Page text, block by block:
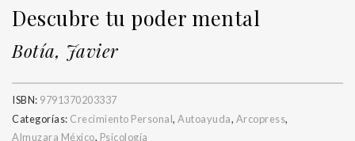
Descubre tu poder mental
Botía, Javier
ISBN: 9791370203337
Categorías: Crecimiento Personal, Autoayuda, Arcopress,
Almuzara México, Psicología